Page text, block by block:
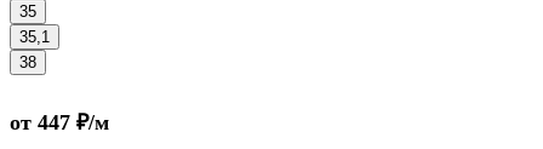
35
35,1
38
от 447 ₽/м